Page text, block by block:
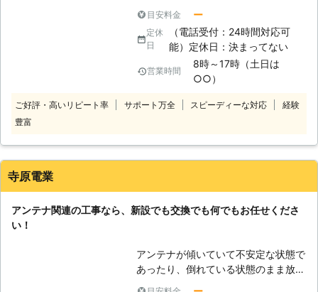
でアンテナの状態を確認する事は難し
く、またアンテナ工事は高所で行い危
険な作業となりますので専門業者に依
頼する事となります。弊社では安心し
て工事をお任せ頂けるように、安全第
一での施工を心掛けています。そして
お客様からの要望としまして、アンテ
目安料金 ー
定休
日
（電話受付：24時間対応可
能）定休日：決まってない
営業時間
8時～17時（土日は
○○）
ご好評・高いリピート率 サポート万全 スピーディーな対応
経験
豊富
寺原電業
アンテナ関連の工事なら、新設でも交換でも何でもお任せくださ
い！
アンテナが傾いていて不安定な状態で
あったり、倒れている状態のまま放置